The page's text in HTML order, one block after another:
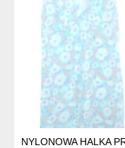
NYLONOWA HALKA